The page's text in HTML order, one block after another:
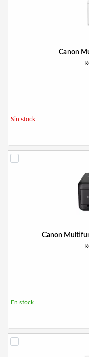
Canon
Sin stock
Canon
En stock